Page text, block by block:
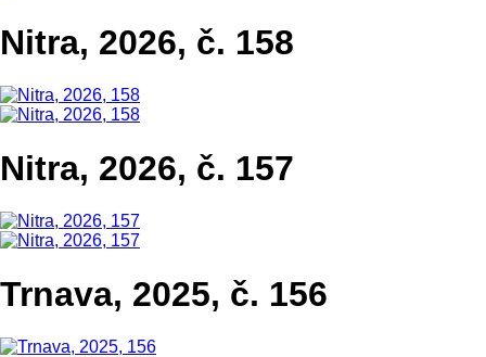
Nitra, 2026, č. 158
Nitra, 2026, č. 157
Trnava, 2025, č. 156